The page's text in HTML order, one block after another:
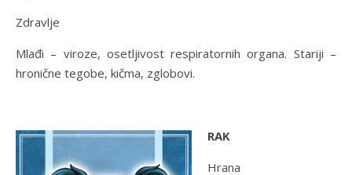
Zdravlje
Mlađi – viroze, osetljivost respiratornih organa. Stariji –
hronične tegobe, kičma, zglobovi.
RAK
Hrana